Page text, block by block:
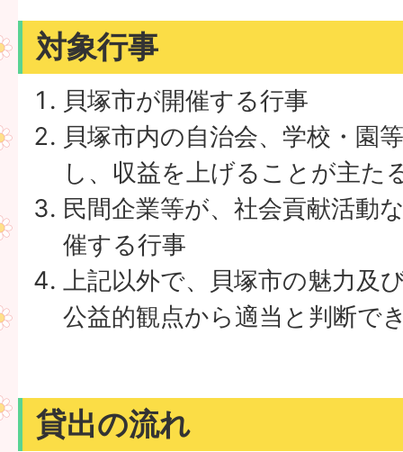
対象行事
貝塚市が開催する行事
貝塚市内の自治会、学校・園
し、収益を上げることが主た
民間企業等が、社会貢献活動
催する行事
上記以外で、貝塚市の魅力及
公益的観点から適当と判断で
貸出の流れ